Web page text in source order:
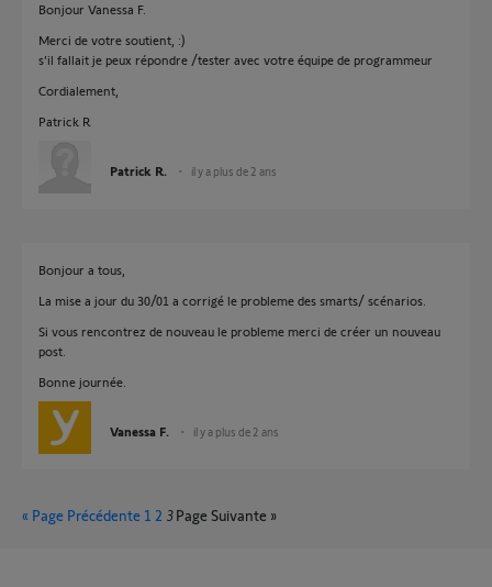
Bonjour Vanessa F.
Merci de votre soutient, :)
s’il fallait je peux répondre /tester avec votre équipe de programmeur
Cordialement,
Patrick R
Patrick R. il y a plus de 2 ans
Bonjour a tous,
La mise a jour du 30/01 a corrigé le probleme des smarts/ scénarios.
Si vous rencontrez de nouveau le probleme merci de créer un nouveau
post.
Bonne journée.
Vanessa F. il y a plus de 2 ans
« Page Précédente 1 2 3 Page Suivante »